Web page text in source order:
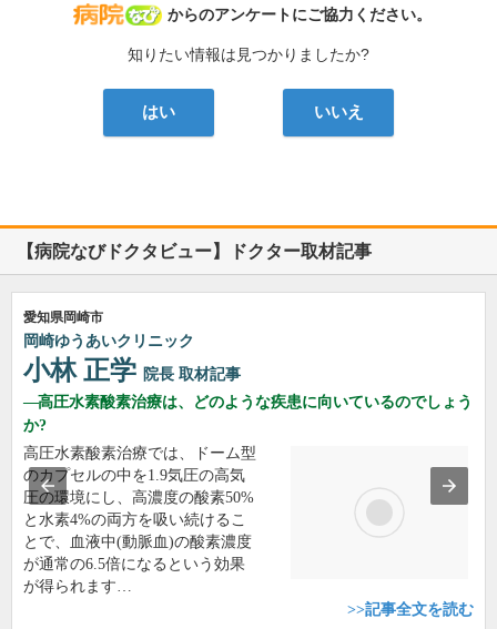
病院なび
からのアンケートにご協力ください。
知りたい情報は見つかりましたか?
はい いいえ
【病院なびドクタビュー】ドクター取材記事
愛知県岡崎市
岡崎ゆうあいクリニック
小林 正学 院長 取材記事
高圧水素酸素治療は、どのような疾患に向いているのでしょう
か?
高圧水素酸素治療では、ドーム型
のカプセルの中を1.9気圧の高気
圧の環境にし、高濃度の酸素50%
と水素4%の両方を吸い続けるこ
とで、血液中(動脈血)の酸素濃度
が通常の6.5倍になるという効果
が得られます…
>>記事全文を読む